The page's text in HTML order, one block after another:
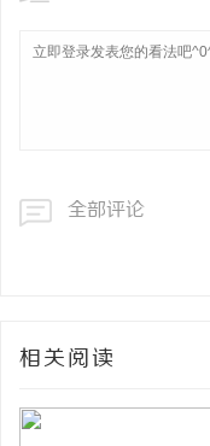
全部评论
相关阅读